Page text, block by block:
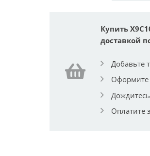
Купить
доставкой
Добавьте
Оформите
Оплатите